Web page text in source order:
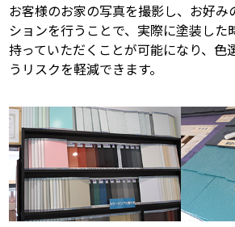
お客様のお家の写真を撮影し、お好み
ションを行うことで、実際に塗装した
持っていただくことが可能になり、色
うリスクを軽減できます。